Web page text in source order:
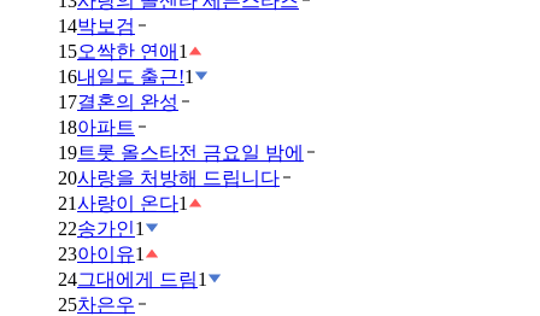
14박보검
15오싹한 연애 1
16내일도 출근!1
17결혼의 완성
18아파트
19트롯 올스타전 금요일 밤에
20사랑을 처방해 드립니다
21사랑이 온다1
22송가인1
23아이유1
24그대에게 드림1
25차은우